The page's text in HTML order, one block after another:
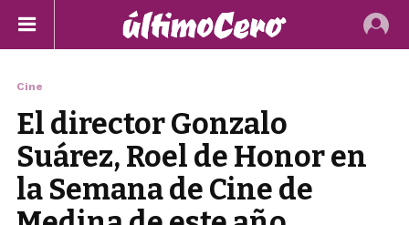
Cine
El director Gonzalo
Suárez, Roel de Honor en
la Semana de Cine de